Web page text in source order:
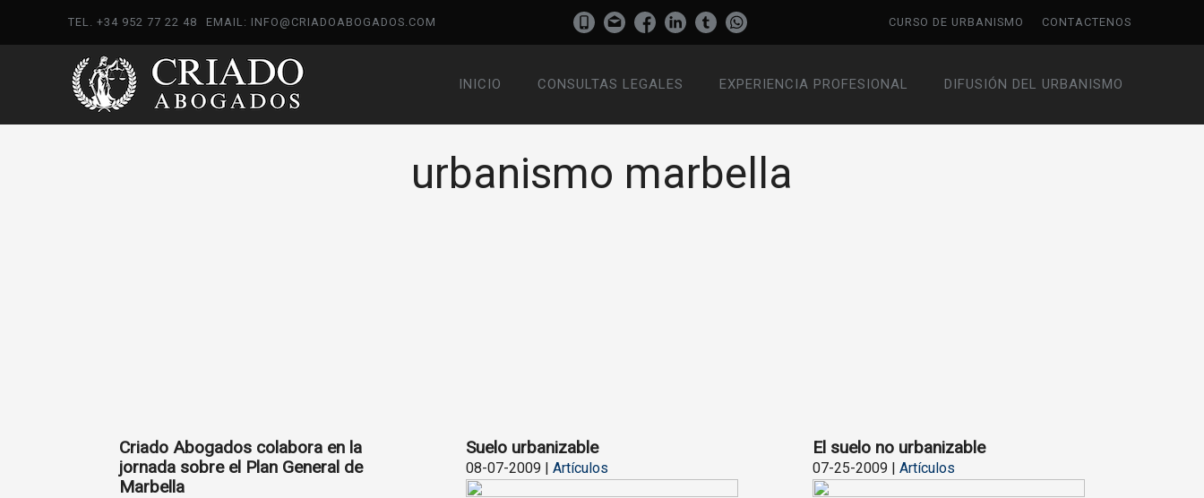
TEL. +34 952 77 22 48 EMAIL: INFO@CRIADOABOGADOS.COM CURSO DE URBANISMO CONTACTENOS
INICIO CONSULTAS LEGALES EXPERIENCIA PROFESIONAL DIFUSIÓN DEL URBANISMO
urbanismo marbella
Criado Abogados colabora en la
jornada sobre el Plan General de
Marbella
Suelo urbanizable
08-07-2009 | Artículos
El suelo no urbanizable
07-25-2009 | Artículos